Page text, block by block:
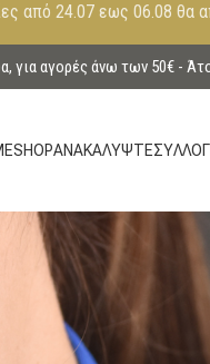
από 24.07 εως 06.08 θα
για αγορές άνω των 50€ -
SHOPΑΝΑΚΑΛΥΨΤΕ